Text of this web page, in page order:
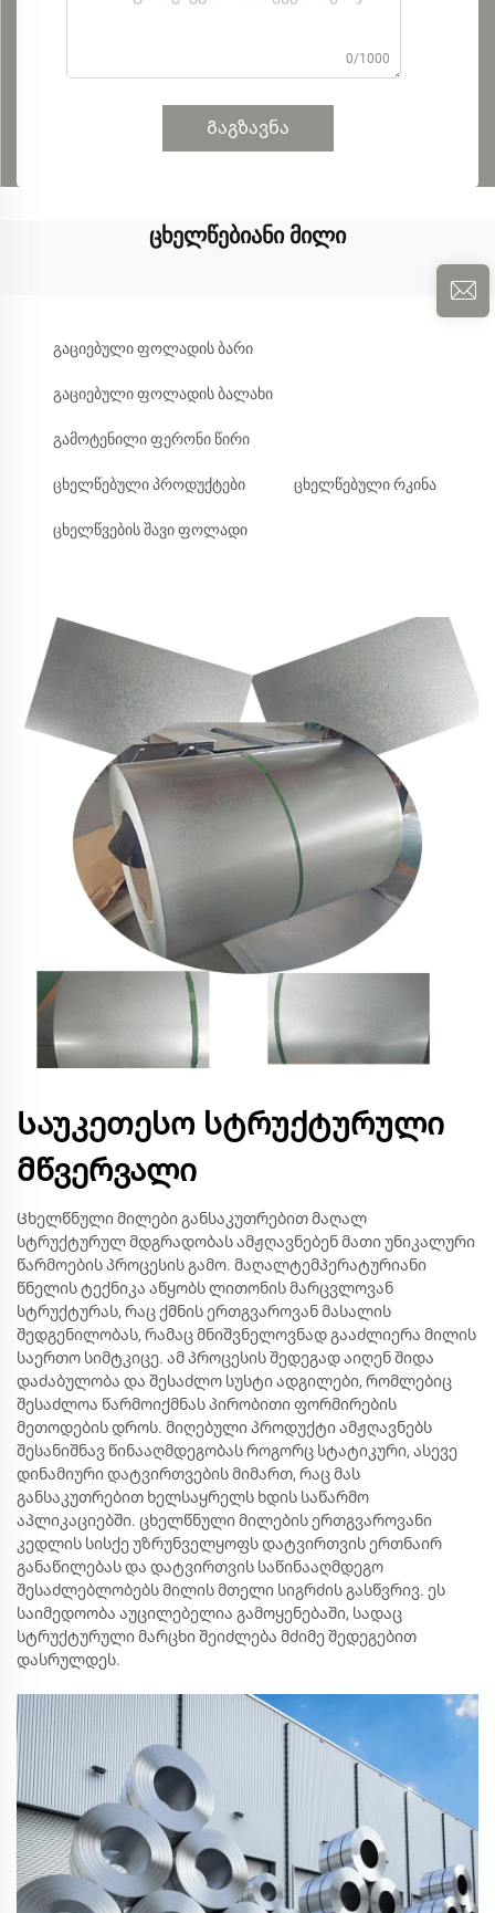
0/1000
Გაგზავნა
ცხელწებიანი მილი
გაციებული ფოლადის ბარი
გაციებული ფოლადის ბალახი
გამოტენილი ფერონი წირი
ცხელწებული პროდუქტები ცხელწებული რკინა
ცხელწვების შავი ფოლადი
Საუკეთესო სტრუქტურული
მწვერვალი
Ცხელწნული მილები განსაკუთრებით მაღალ
სტრუქტურულ მდგრადობას ამჟღავნებენ მათი უნიკალური
წარმოების პროცესის გამო. მაღალტემპერატურიანი
წნელის ტექნიკა აწყობს ლითონის მარცვლოვან
სტრუქტურას, რაც ქმნის ერთგვაროვან მასალის
შედგენილობას, რამაც მნიშვნელოვნად გააძლიერა მილის
საერთო სიმტკიცე. ამ პროცესის შედეგად აიღენ შიდა
დაძაბულობა და შესაძლო სუსტი ადგილები, რომლებიც
შესაძლოა წარმოიქმნას პირობითი ფორმირების
მეთოდების დროს. მიღებული პროდუქტი ამჟღავნებს
შესანიშნავ წინააღმდეგობას როგორც სტატიკური, ასევე
დინამიური დატვირთვების მიმართ, რაც მას
განსაკუთრებით ხელსაყრელს ხდის საწარმო
აპლიკაციებში. ცხელწნული მილების ერთგვაროვანი
კედლის სისქე უზრუნველყოფს დატვირთვის ერთნაირ
განაწილებას და დატვირთვის საწინააღმდეგო
შესაძლებლობებს მილის მთელი სიგრძის გასწვრივ. ეს
საიმედოობა აუცილებელია გამოყენებაში, სადაც
სტრუქტურული მარცხი შეიძლება მძიმე შედეგებით
დასრულდეს.